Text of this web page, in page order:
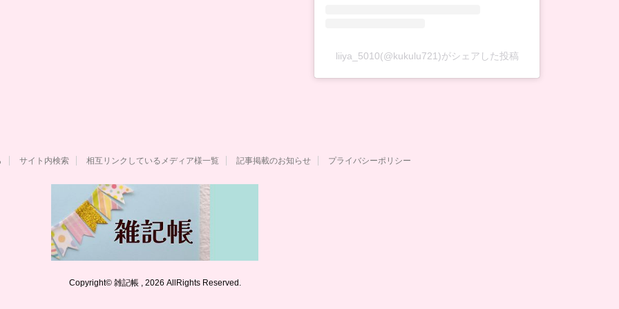
liiya_5010(@kukulu721)がシェアした投稿
サイト内検索 相互リンクしているメディア様一覧 記事掲載のお知らせ プライバシーポリシー
Copyright© 雑記帳 , 2026 AllRights Reserved.